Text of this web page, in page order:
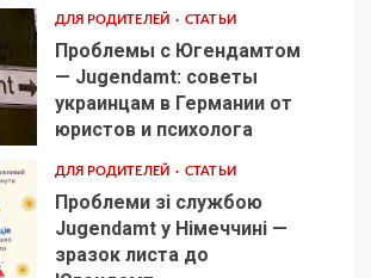
ДЛЯ РОДИТЕЛЕЙ СТАТЬИ
Проблемы с Югендамтом
— Jugendamt: советы
украинцам в Германии от
юристов и психолога
ДЛЯ РОДИТЕЛЕЙ СТАТЬИ
Проблеми зі службою
Jugendamt у Німеччині —
зразок листа до